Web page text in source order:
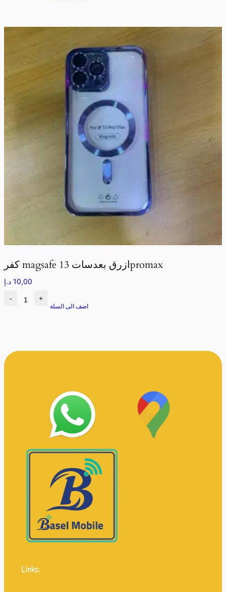
كفر magsafe ازرق بعدسات 13promax
10,00 د.إ
- +
اضف الى السلة
Links: